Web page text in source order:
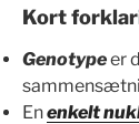
Kort
Genotypeer
Enenkelt